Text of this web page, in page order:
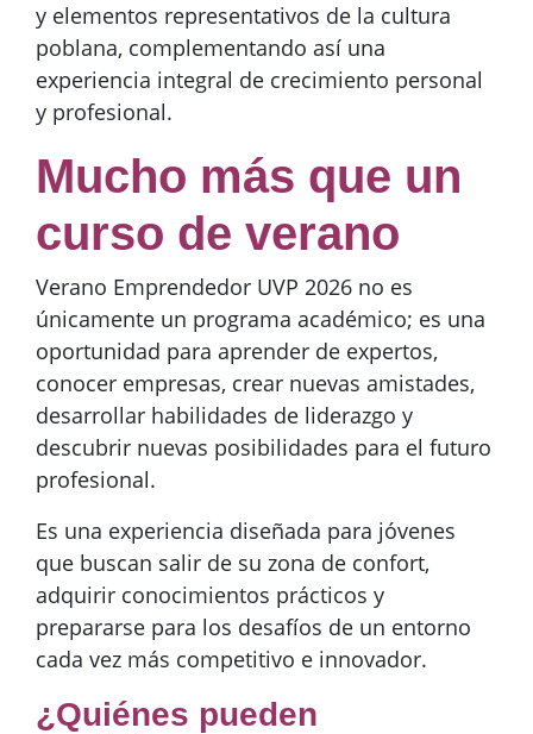
y elementos representativos de la cultura
poblana, complementando así una
experiencia integral de crecimiento personal
y profesional.
Mucho más que un
curso de verano
Verano Emprendedor UVP 2026 no es
únicamente un programa académico; es una
oportunidad para aprender de expertos,
conocer empresas, crear nuevas amistades,
desarrollar habilidades de liderazgo y
descubrir nuevas posibilidades para el futuro
profesional.
Es una experiencia diseñada para jóvenes
que buscan salir de su zona de confort,
adquirir conocimientos prácticos y
prepararse para los desafíos de un entorno
cada vez más competitivo e innovador.
¿Quiénes pueden